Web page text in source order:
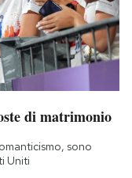
di matrimonio
sono
Uniti